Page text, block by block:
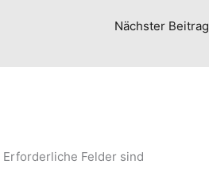
Nächster Beitrag
Erforderliche Felder sind